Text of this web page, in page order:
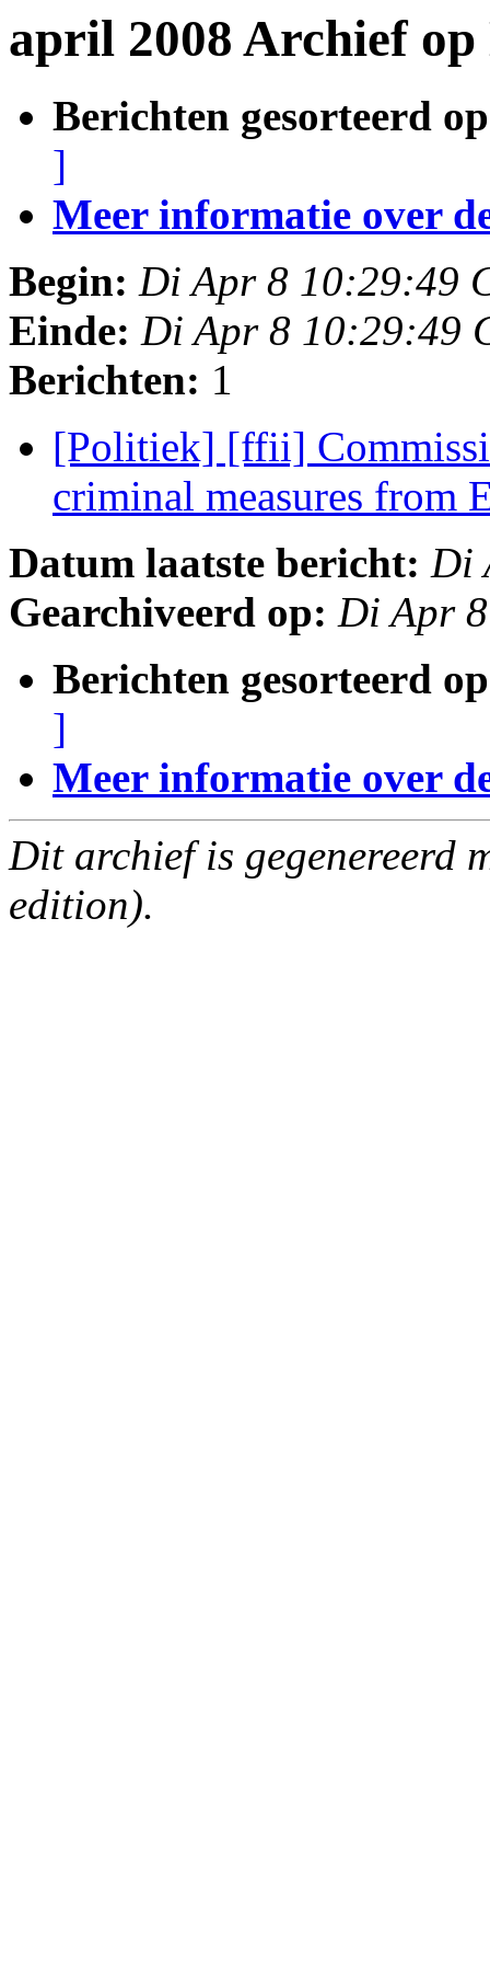
april 2008 Archief
Berichten gesorteerd
]
Meer informatie over
Begin: Di Apr 8 10:29:49
Einde: Di Apr 8 10:29:49
Berichten: 1
[Politiek] [ffii]
criminal measures from
Datum laatste bericht: Di
Gearchiveerd op: Di Apr
Berichten gesorteerd
]
Meer informatie over
Dit archief is gegenereerd
edition).